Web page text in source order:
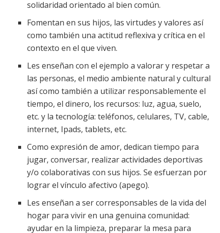
solidaridad orientado al bien común.
Fomentan en sus hijos, las virtudes y valores así
como también una actitud reflexiva y crítica en el
contexto en el que viven.
Les enseñan con el ejemplo a valorar y respetar a
las personas, el medio ambiente natural y cultural
así como también a utilizar responsablemente el
tiempo, el dinero, los recursos: luz, agua, suelo,
etc. y la tecnología: teléfonos, celulares, TV, cable,
internet, Ipads, tablets, etc.
Como expresión de amor, dedican tiempo para
jugar, conversar, realizar actividades deportivas
y/o colaborativas con sus hijos. Se esfuerzan por
lograr el vínculo afectivo (apego).
Les enseñan a ser corresponsables de la vida del
hogar para vivir en una genuina comunidad:
ayudar en la limpieza, preparar la mesa para